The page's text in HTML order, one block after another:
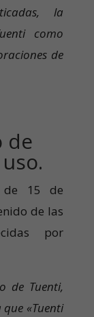
la
como
de
de
de 15 de
de las
por
de Tuenti,
«Tuenti